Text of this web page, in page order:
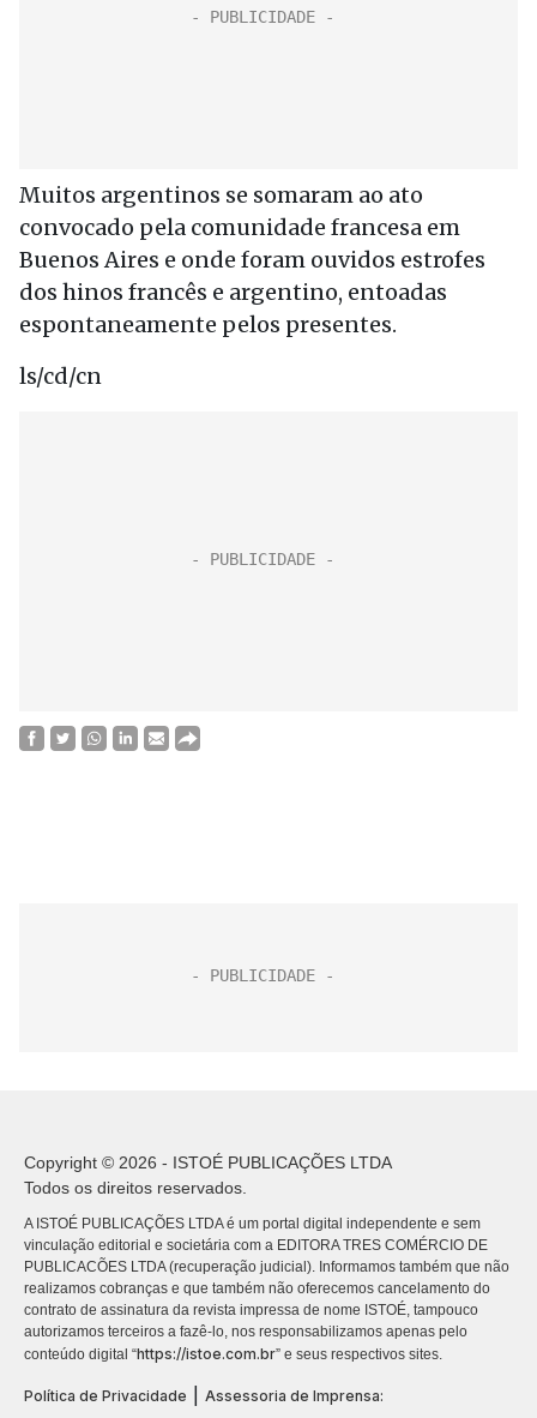
Muitos argentinos se somaram ao ato
convocado pela comunidade francesa em
Buenos Aires e onde foram ouvidos estrofes
dos hinos francês e argentino, entoadas
espontaneamente pelos presentes.
ls/cd/cn
Copyright © 2026 - ISTOÉ PUBLICAÇÕES LTDA
Todos os direitos reservados.
A ISTOÉ PUBLICAÇÕES LTDA é um portal digital independente e sem
vinculação editorial e societária com a EDITORA TRES COMÉRCIO DE
PUBLICACÕES LTDA (recuperação judicial). Informamos também que não
realizamos cobranças e que também não oferecemos cancelamento do
contrato de assinatura da revista impressa de nome ISTOÉ, tampouco
autorizamos terceiros a fazê-lo, nos responsabilizamos apenas pelo
conteúdo digital “https://istoe.com.br” e seus respectivos sites.
Política de Privacidade Assessoria de Imprensa: